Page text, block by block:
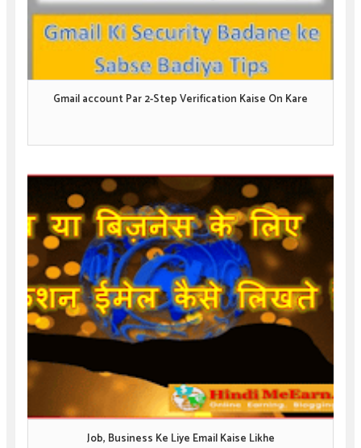
Gmail account Par 2-Step Verification Kaise On Kare
Job, Business Ke Liye Email Kaise Likhe